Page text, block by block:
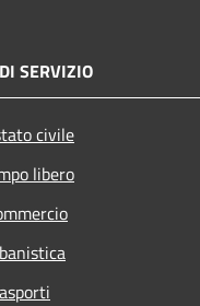
SERVIZIO
civile
libero